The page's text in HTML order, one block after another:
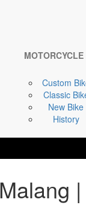
MOTORCYCLE
Custom
Classic
New Bike
History